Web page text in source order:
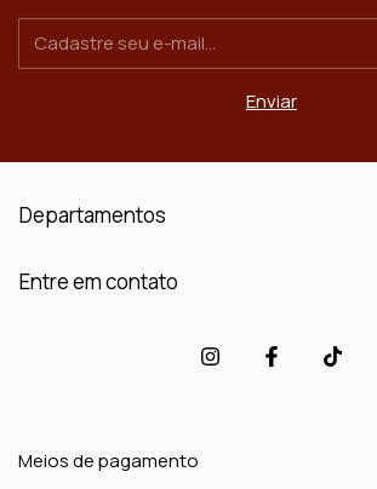
Departamentos
Entre em contato
Meios de pagamento